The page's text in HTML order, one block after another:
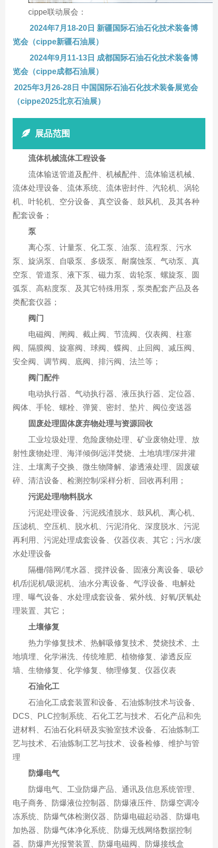
cippe联动展会：
2024年7月18-20日 新疆国际石油石化技术装备博
览会（cippe新疆石油展）
2024年9月11-13日 成都国际石油石化技术装备博
览会（cippe成都石油展）
2025年3月26-28日 中国国际石油石化技术装备展览会
（cippe2025北京石油展）
展品范围
流体机械流体工程设备
流体输送管道及配件、机械配件、流体输送机械、
流体处理设备、流体系统、流体密封件、汽轮机、涡轮
机、叶轮机、空分设备、真空设备、鼓风机、及其各种
配套设备；
泵
离心泵、计量泵、化工泵、油泵、流程泵、污水
泵、旋涡泵、自吸泵、多级泵、耐腐蚀泵、气动泵、真
空泵、管道泵、液下泵、磁力泵、齿轮泵、螺旋泵、圆
弧泵、高粘度泵、及其它特殊用泵，泵类配套产品及各
类配套仪器；
阀门
电磁阀、闸阀、截止阀、节流阀、仪表阀、柱塞
阀、隔膜阀、旋塞阀、球阀、蝶阀、止回阀、减压阀、
安全阀、调节阀、底阀、排污阀、法兰等；
阀门配件
电动执行器、气动执行器、液压执行器、定位器、
阀体、手轮、螺栓、弹簧、密封、垫片、阀位变送器
固废处理固体废弃物处理与资源回收
工业垃圾处理、危险废物处理、矿业废物处理、放
射性废物处理、海洋倾倒/远洋焚烧、土地填埋/深井灌
注、土壤离子交换、微生物降解、渗透液处理、固废破
碎、清洁设备、检测控制/采样分析、回收再利用；
污泥处理/物料脱水
污泥处理设备、污泥残渣脱水、鼓风机、离心机、
压滤机、空压机、脱水机、污泥消化、深度脱水、污泥
再利用、污泥处理成套设备、仪器仪表、其它；污水/废
水处理设备
隔栅/筛网/滗水器、搅拌设备、固液分离设备、吸砂
机/刮泥机/吸泥机、油水分离设备、气浮设备、电解处
理、曝气设备、水处理成套设备、紫外线、好氧/厌氧处
理装置、其它；
土壤修复
热力学修复技术、热解吸修复技术、焚烧技术、土
地填埋、化学淋洗、传统堆肥、植物修复、渗透反应
墙、生物修复、化学修复、物理修复、仪器仪表
石油化工
石油化工成套装置和设备、石油炼制技术与设备、
DCS、PLC控制系统、石化工艺与技术、石化产品和先
进材料、石油石化科研及实验室技术设备、石油炼制工
艺与技术、石油炼制工艺与技术、设备检修、维护与管
理
防爆电气
防爆电气、工业防爆产品、通讯及信息系统管理、
电子商务、防爆液位控制器、防爆液压件、防爆空调冷
冻系统、防爆气体检测仪器、防爆电磁起动器、防爆电
加热器、防爆气体净化系统、防爆无线网络数据控制
器、防爆声光报警装置、防爆电磁阀、防爆接线盒